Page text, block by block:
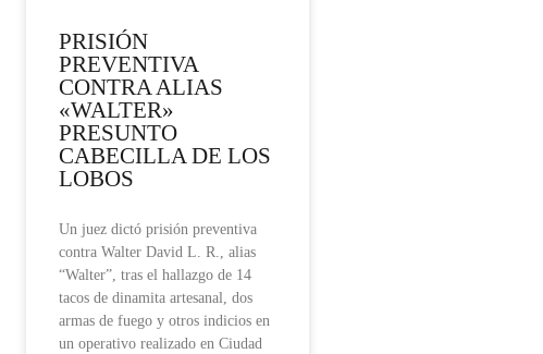
PRISIÓN
PREVENTIVA
CONTRA ALIAS
«WALTER»
PRESUNTO
CABECILLA DE LOS
LOBOS
Un juez dictó prisión preventiva
contra Walter David L. R., alias
“Walter”, tras el hallazgo de 14
tacos de dinamita artesanal, dos
armas de fuego y otros indicios en
un operativo realizado en Ciudad